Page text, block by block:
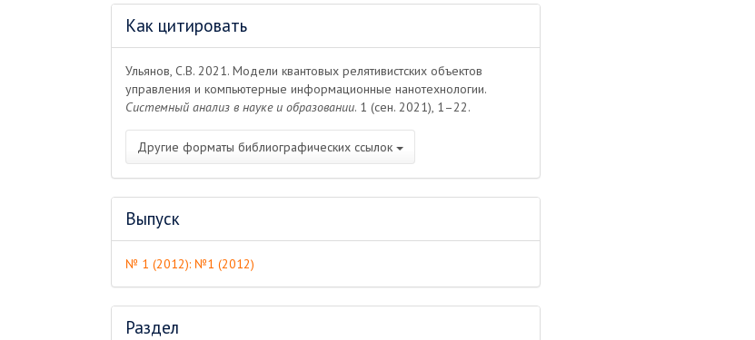
Информация
о статье
Как цитировать
Ульянов, С.В. 2021. Модели квантовых релятивистских объектов
управления и компьютерные информационные нанотехнологии.
Системный анализ в науке и образовании. 1 (сен. 2021), 1–22.
Другие форматы библиографических ссылок
Выпуск
№ 1 (2012): №1 (2012)
Раздел